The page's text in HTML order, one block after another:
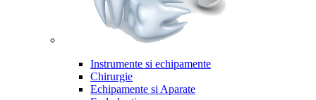
Instrumente si echipamente
Chirurgie
Echipamente si Aparate